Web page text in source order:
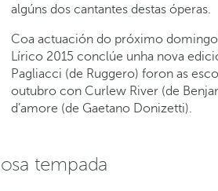
algúns dos cantantes destas óperas.
Coa actuación do próximo
Lírico 2015 conclúe unha nova
Pagliacci (de Ruggero) foron as
outubro con Curlew River (de
d’amore (de Gaetano Donizetti).
tempada